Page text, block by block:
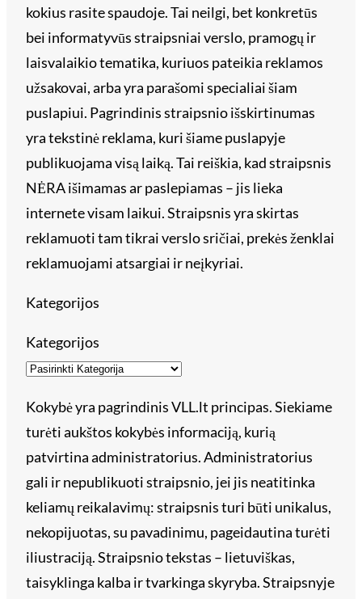
kokius rasite spaudoje. Tai neilgi, bet konkretūs
bei informatyvūs straipsniai verslo, pramogų ir
laisvalaikio tematika, kuriuos pateikia reklamos
užsakovai, arba yra parašomi specialiai šiam
puslapiui. Pagrindinis straipsnio išskirtinumas
yra tekstinė reklama, kuri šiame puslapyje
publikuojama visą laiką. Tai reiškia, kad straipsnis
NĖRA išimamas ar paslepiamas – jis lieka
internete visam laikui. Straipsnis yra skirtas
reklamuoti tam tikrai verslo sričiai, prekės ženklai
reklamuojami atsargiai ir neįkyriai.
Kategorijos
Kategorijos
Kokybė yra pagrindinis VLL.lt principas. Siekiame
turėti aukštos kokybės informaciją, kurią
patvirtina administratorius. Administratorius
gali ir nepublikuoti straipsnio, jei jis neatitinka
keliamų reikalavimų: straipsnis turi būti unikalus,
nekopijuotas, su pavadinimu, pageidautina turėti
iliustraciją. Straipsnio tekstas – lietuviškas,
taisyklinga kalba ir tvarkinga skyryba. Straipsnyje